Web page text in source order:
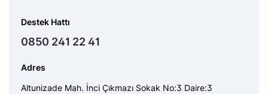
Destek Hattı
0850 241 22 41
Adres
Altunizade Mah. İnci Çıkmazı Sokak No:3 Daire:3